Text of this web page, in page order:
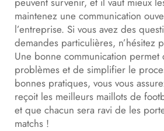
maintenez une communication
l’entreprise. Si vous avez des
demandes particulières, n’hésitez
Une bonne communication permet
problèmes et de simplifier le
bonnes pratiques, vous vous
reçoit les meilleurs maillots de
et que chacun sera ravi de les
matchs !